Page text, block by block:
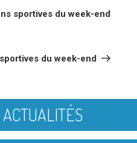
sportives du week-end
du week-end